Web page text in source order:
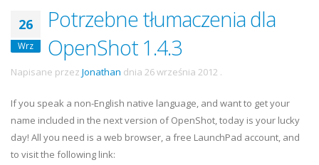
26
Wrz
Potrzebne tłumaczenia dla
OpenShot 1.4.3
Napisane przez Jonathan dnia 26 września 2012 .
If you speak a non-English native language, and want to get your
name included in the next version of OpenShot, today is your lucky
day! All you need is a web browser, a free LaunchPad account, and
to visit the following link: